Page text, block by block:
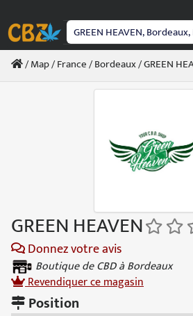
contenu
/Map/France/Bordeaux/ GREEN
GREEN HEAVEN
Donnez votre avis
Boutique de CBD à Bordeaux
Revendiquer ce magasin
Position